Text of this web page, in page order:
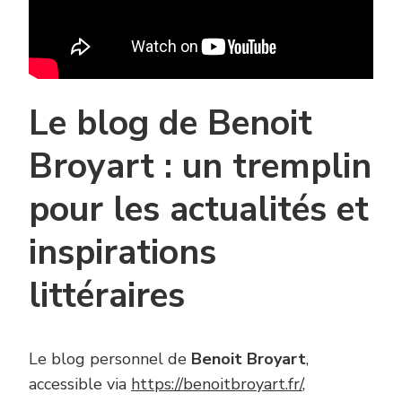
Le blog de Benoit
Broyart : un tremplin
pour les actualités et
inspirations
littéraires
Le blog personnel de Benoit Broyart,
accessible via https://benoitbroyart.fr/,